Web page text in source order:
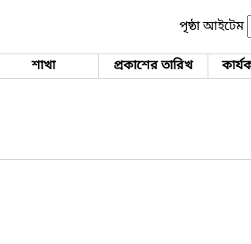
পৃষ্ঠা আইটেম
শাখা প্রকাশের তারিখ